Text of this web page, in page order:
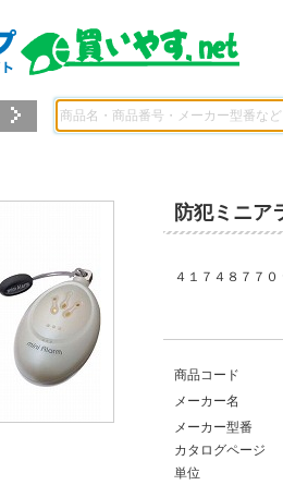
防犯ミニ
４１７４８７７
商品コード
メーカー名
メーカー型番
カタログページ
単位